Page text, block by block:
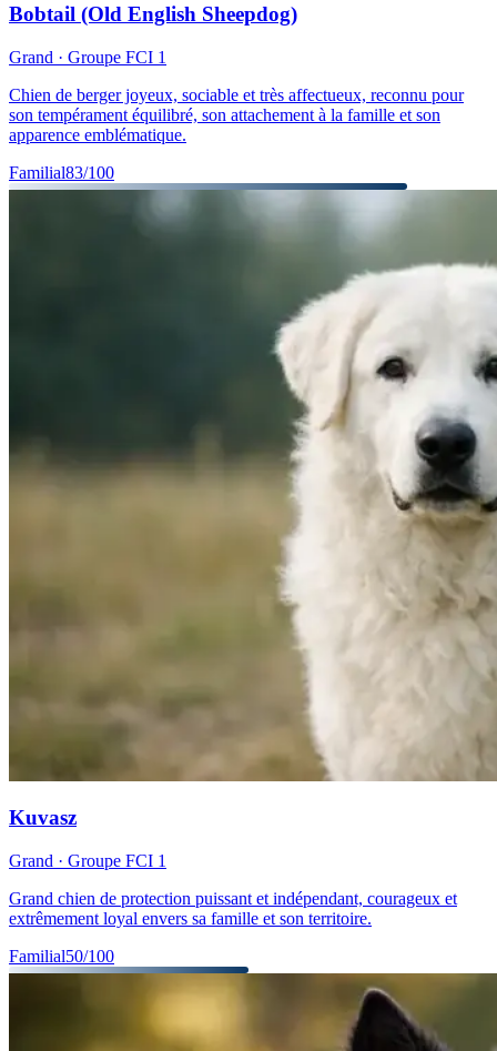
Bobtail (Old English Sheepdog)
Grand · Groupe FCI 1
Chien de berger joyeux, sociable et très affectueux, reconnu pour
son tempérament équilibré, son attachement à la famille et son
apparence emblématique.
Familial83/100
Kuvasz
Grand · Groupe FCI 1
Grand chien de protection puissant et indépendant, courageux et
extrêmement loyal envers sa famille et son territoire.
Familial50/100